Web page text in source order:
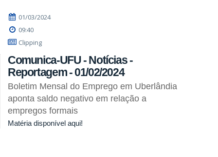
01/03/2024
09:40
Clipping
Comunica-UFU - Notícias -
Reportagem - 01/02/2024
Boletim Mensal do Emprego em Uberlândia
aponta saldo negativo em relação a
empregos formais
Matéria disponível aqui!